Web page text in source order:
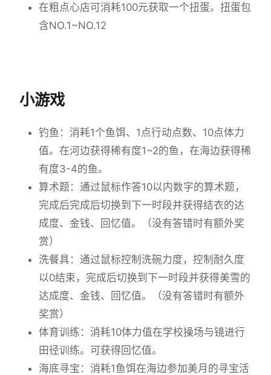
在粗点心店可消耗100元获取一个扭蛋。扭蛋包
含NO.1~NO.12
小游戏
钓鱼：消耗1个鱼饵、1点行动点数、10点体力
值。在河边获得稀有度1~2的鱼，在海边获得稀
有度3-4的鱼。
算术题：通过鼠标作答10以内数字的算术题，
完成后完成后切换到下一时段并获得结衣的达
成度、金钱、回忆值。（没有答错时有额外奖
赏）
洗餐具：通过鼠标控制洗碗力度，控制耐久度
以0结束，完成后切换到下一时段并获得美雪的
达成度、金钱、回忆值。（没有答错时有额外
奖赏）
体育训练：消耗10体力值在学校操场与镜进行
田径训练。可获得回忆值。
海底寻宝：消耗1鱼饵在海边参加美月的寻宝活